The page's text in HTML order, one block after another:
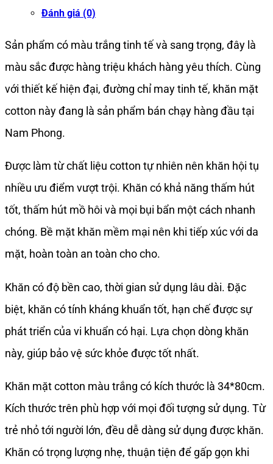
Đánh giá (0)
Sản phẩm có màu trắng tinh tế và sang trọng, đây là
màu sắc được hàng triệu khách hàng yêu thích. Cùng
với thiết kế hiện đại, đường chỉ may tinh tế, khăn mặt
cotton này đang là sản phẩm bán chạy hàng đầu tại
Nam Phong.
Được làm từ chất liệu cotton tự nhiên nên khăn hội tụ
nhiều ưu điểm vượt trội. Khăn có khả năng thấm hút
tốt, thấm hút mồ hôi và mọi bụi bẩn một cách nhanh
chóng. Bề mặt khăn mềm mại nên khi tiếp xúc với da
mặt, hoàn toàn an toàn cho cho.
Khăn có độ bền cao, thời gian sử dụng lâu dài. Đặc
biệt, khăn có tính kháng khuẩn tốt, hạn chế được sự
phát triển của vi khuẩn có hại. Lựa chọn dòng khăn
này, giúp bảo vệ sức khỏe được tốt nhất.
Khăn mặt cotton màu trắng có kích thước là 34*80cm.
Kích thước trên phù hợp với mọi đối tượng sử dụng. Từ
trẻ nhỏ tới người lớn, đều dễ dàng sử dụng được khăn.
Khăn có trọng lượng nhẹ, thuận tiện để gấp gọn khi